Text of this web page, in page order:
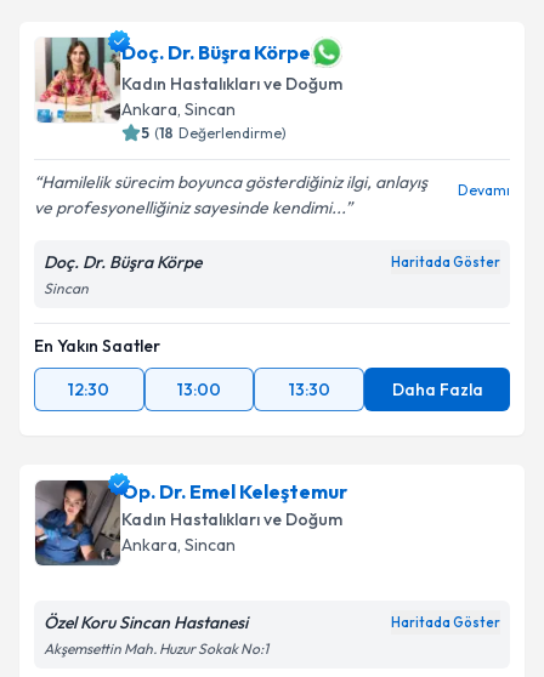
Doç. Dr. Büşra Körpe
Kadın Hastalıkları ve Doğum
Ankara, Sincan
5 (18 Değerlendirme)
Hamilelik sürecim boyunca gösterdiğiniz ilgi, anlayış
ve profesyonelliğiniz sayesinde kendimi...
Devamı
Doç. Dr. Büşra Körpe Haritada Göster
Sincan
En Yakın Saatler
12:30
13:00 13:30 Daha Fazla
Op. Dr. Emel Keleştemur
Kadın Hastalıkları ve Doğum
Ankara, Sincan
Özel Koru Sincan Hastanesi Haritada Göster
Akşemsettin Mah. Huzur Sokak No:1